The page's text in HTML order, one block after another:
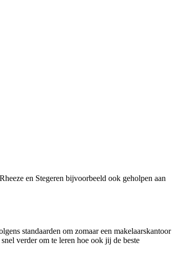
en Stegeren bijvoorbeeld ook geholpen aan
standaarden om zomaar een makelaarskantoor
verder om te leren hoe ook jij de beste